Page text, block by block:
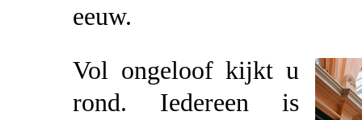
eeuw.
Vol ongeloof kijkt u
rond. Iedereen is